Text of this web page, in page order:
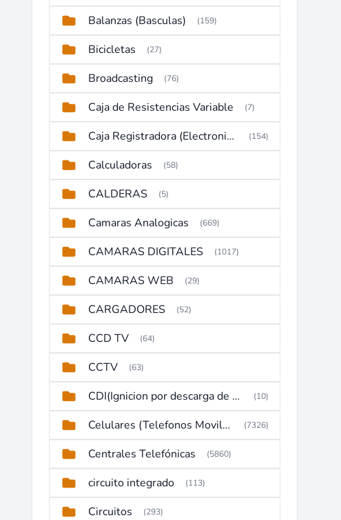
Balanzas (Basculas) (159)
Bicicletas (27)
Broadcasting (76)
Caja de Resistencias Variable (7)
Caja Registradora (Electronic Cash Register) (154)
Calculadoras (58)
CALDERAS (5)
Camaras Analogicas (669)
CAMARAS DIGITALES (1017)
CAMARAS WEB (29)
CARGADORES (52)
CCD TV (64)
CCTV (63)
CDI(Ignicion por descarga de capacitor) (10)
Celulares (Telefonos Moviles) (7326)
Centrales Telefónicas (5860)
circuito integrado (113)
Circuitos (293)